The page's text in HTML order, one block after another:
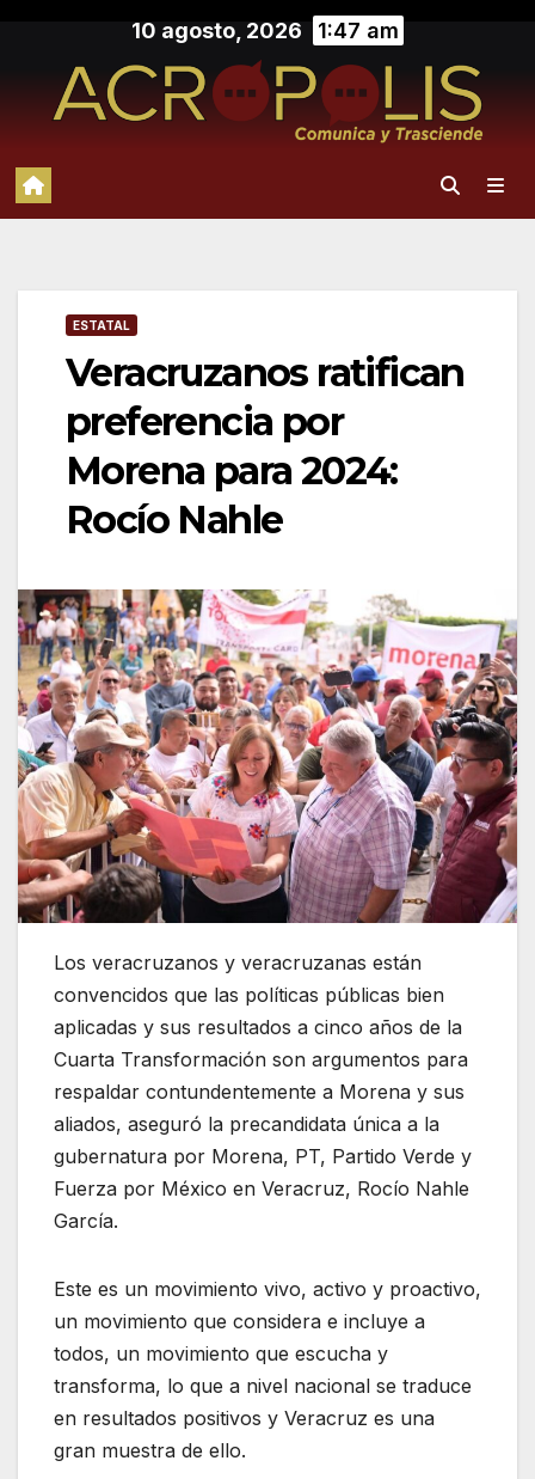
contenido
10 agosto, 2026 1:47 am
ESTATAL
Veracruzanos ratifican
preferencia por
Morena para 2024:
Rocío Nahle
Los veracruzanos y veracruzanas están
convencidos que las políticas públicas bien
aplicadas y sus resultados a cinco años de la
Cuarta Transformación son argumentos para
respaldar contundentemente a Morena y sus
aliados, aseguró la precandidata única a la
gubernatura por Morena, PT, Partido Verde y
Fuerza por México en Veracruz, Rocío Nahle
García.
Este es un movimiento vivo, activo y proactivo,
un movimiento que considera e incluye a
todos, un movimiento que escucha y
transforma, lo que a nivel nacional se traduce
en resultados positivos y Veracruz es una
gran muestra de ello.